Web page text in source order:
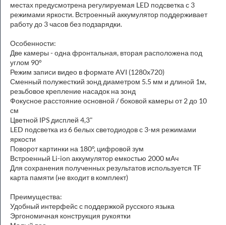
местах предусмотрена регулируемая LED подсветка с 3
режимами яркости. Встроенный аккумулятор поддерживает
работу до 3 часов без подзарядки.
Особенности:
Две камеры - одна фронтальная, вторая расположена под
углом 90°
Режим записи видео в формате AVI (1280x720)
Сменный полужесткий зонд диаметром 5.5 мм и длиной 1м,
резьбовое крепление насадок на зонд
Фокусное расстояние основной / боковой камеры от 2 до 10
см
Цветной IPS дисплей 4,3"
LED подсветка из 6 белых светодиодов с 3-мя режимами
яркости
Поворот картинки на 180°, цифровой зум
Встроенный Li-ion аккумулятор емкостью 2000 мАч
Для сохранения полученных результатов используется TF
карта памяти (не входит в комплект)
Преимущества:
Удобный интерфейс с поддержкой русского языка
Эргономичная конструкция рукоятки